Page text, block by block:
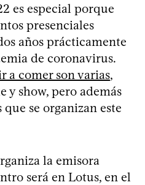
es especial porque
presenciales
años prácticamente
de coronavirus.
a comer son varias,
y show, pero además
se organizan este
la emisora
será en Lotus, en el